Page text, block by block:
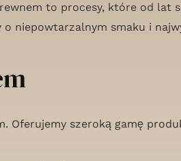
to procesy, które od lat
o niepowtarzalnym smaku i
Oferujemy szeroką gamę